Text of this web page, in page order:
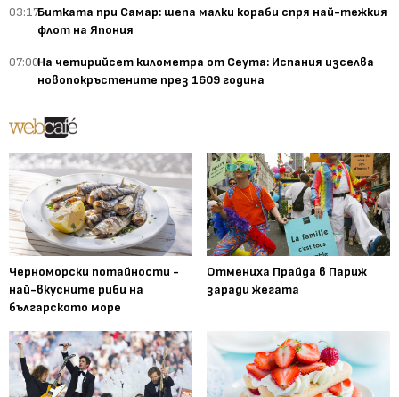
03:17Битката при Самар: шепа малки кораби спря най-тежкия
флот на Япония
07:00На четирийсет километра от Сеута: Испания изселва
новопокръстените през 1609 година
Черноморски потайности -
най-вкусните риби на
българското море
Отмениха Прайда в Париж
заради жегата